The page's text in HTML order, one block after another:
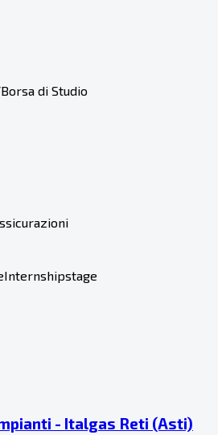
di Studio
Internshipstage
- Italgas Reti (Asti)